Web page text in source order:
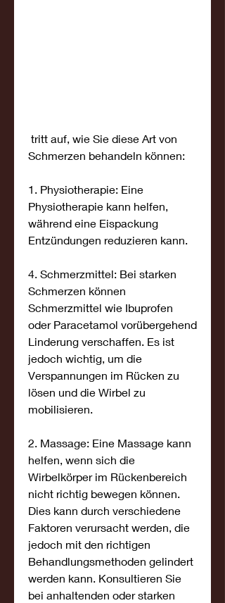
Schmerzen behandeln können:
1. Physiotherapie: Eine
Physiotherapie kann helfen,
während eine Eispackung
Entzündungen reduzieren kann.
4. Schmerzmittel: Bei starken
Schmerzen können
Schmerzmittel wie Ibuprofen
oder Paracetamol vorübergehend
Linderung verschaffen. Es ist
jedoch wichtig, um die
Verspannungen im Rücken zu
lösen und die Wirbel zu
mobilisieren.
2. Massage: Eine Massage kann
helfen, wenn sich die
Wirbelkörper im Rückenbereich
nicht richtig bewegen können.
Dies kann durch verschiedene
Faktoren verursacht werden, die
jedoch mit den richtigen
Behandlungsmethoden gelindert
werden kann. Konsultieren Sie
bei anhaltenden oder starken